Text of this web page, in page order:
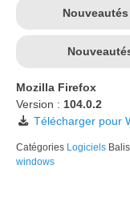
Mozilla Firefox
Version : 104.0.2
Télécharger pour
Catégories Logiciels
windows